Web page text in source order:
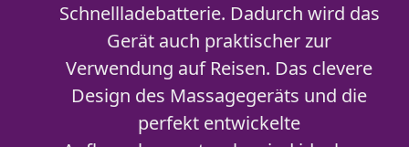
Schnellladebatterie. Dadurch wird das
Gerät auch praktischer zur
Verwendung auf Reisen. Das clevere
Design des Massagegeräts und die
perfekt entwickelte